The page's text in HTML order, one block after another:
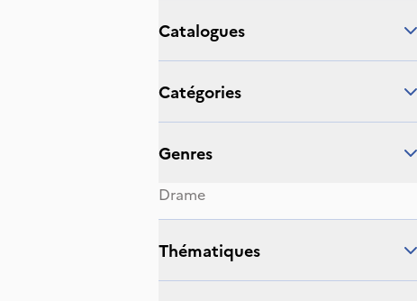
catalogues
catégories
genres
Drame
thématiques